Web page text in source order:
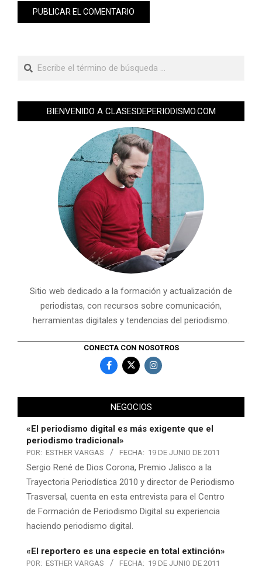
BIENVENIDO A CLASESDEPERIODISMO.COM
Sitio web dedicado a la formación y actualización de
periodistas, con recursos sobre comunicación,
herramientas digitales y tendencias del periodismo.
CONECTA CON NOSOTROS
NEGOCIOS
«El periodismo digital es más exigente que el
periodismo tradicional»
POR: ESTHER VARGAS FECHA: 19 DE JUNIO DE 2011
Sergio René de Dios Corona, Premio Jalisco a la
Trayectoria Periodística 2010 y director de Periodismo
Trasversal, cuenta en esta entrevista para el Centro
de Formación de Periodismo Digital su experiencia
haciendo periodismo digital.
«El reportero es una especie en total extinción»
POR: ESTHER VARGAS FECHA: 19 DE JUNIO DE 2011